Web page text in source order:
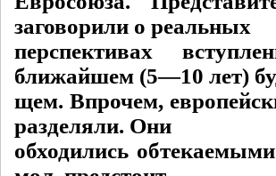
заговорили о реальных
перспективах
ближайшем (5—10 лет)
щем. Впрочем,
разделяли. Они
обходились